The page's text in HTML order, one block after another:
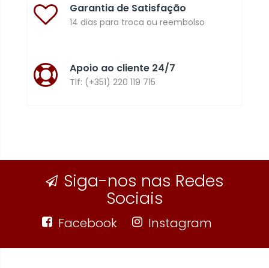
Garantia de Satisfação
14 dias para troca ou reembolso
Apoio ao cliente 24/7
Tlf: (+351) 220 119 715
Siga-nos nas Redes
Sociais
Facebook Instagram